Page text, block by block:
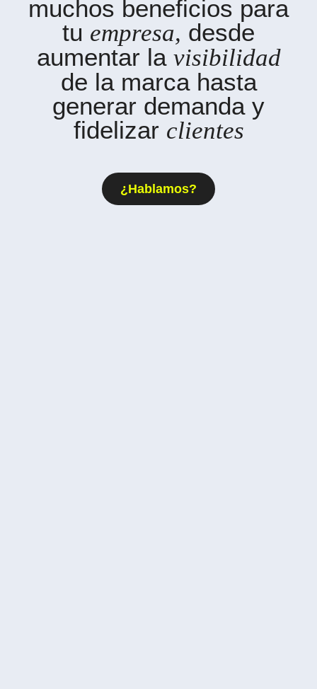
muchos beneficios para
tu empresa, desde
aumentar la visibilidad
de la marca hasta
generar demanda y
fidelizar clientes
¿Hablamos?